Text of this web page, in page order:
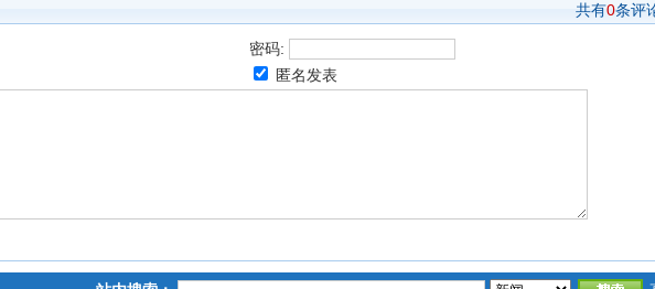
共有0条评
密码:
匿名发表